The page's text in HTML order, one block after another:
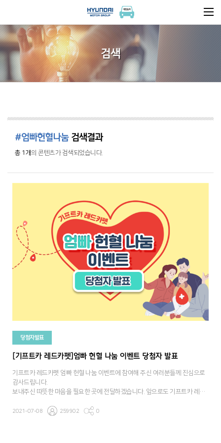
검색
#엄빠헌혈나눔검색결과
총 1개의 콘텐츠가 검색되었습니다.
당첨자발표
[기프트카 레드카펫]엄빠 헌혈 나눔 이벤트 당첨자 발표
기프트카 레드카펫 엄빠 헌혈 나눔 이벤트에 참여해 주신 여러분들께 진심으로
감사드립니다.
보내주신 따뜻한 마음을 필요한 곳에 전달하겠습니다. 앞으로도 기프트카 레드
2021-07-08 259902 0